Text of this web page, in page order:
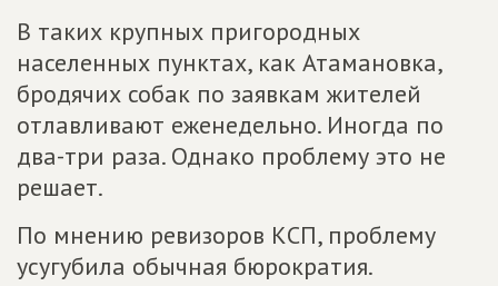
В таких крупных пригородных
населенных пунктах, как Атамановка,
бродячих собак по заявкам жителей
отлавливают еженедельно. Иногда по
два-три раза. Однако проблему это не
решает.
По мнению ревизоров КСП, проблему
усугубила обычная бюрократия.